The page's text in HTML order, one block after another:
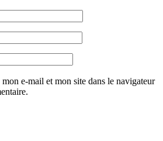
e-mail et mon site dans le navigateur